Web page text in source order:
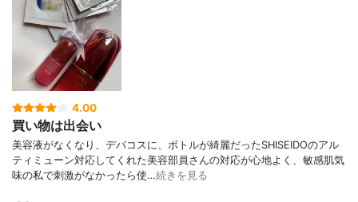
4.00
買い物は出会い
美容液がなくなり、デバコスに、ボトルが綺麗だったSHISEIDOのアル
ティミューン対応してくれた美容部員さんの対応が心地よく、敏感肌気
味の私で刺激がなかったら使…続きを見る